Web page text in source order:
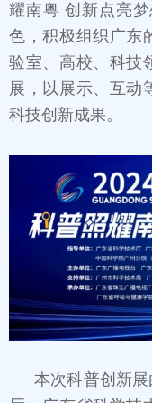
耀南粤 创新点亮
色，积极组织广东
验室、高校、科技
展，以展示、互动
科技创新成果。
本次科普创新